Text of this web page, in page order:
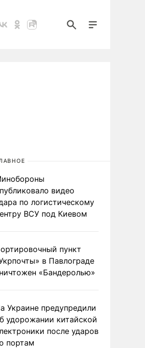
видео
по логистическому
ВСУ под Киевом
пункт
в Павлограде
«Бандеролью»
Украине предупредили
удорожании китайской
после ударов
портам